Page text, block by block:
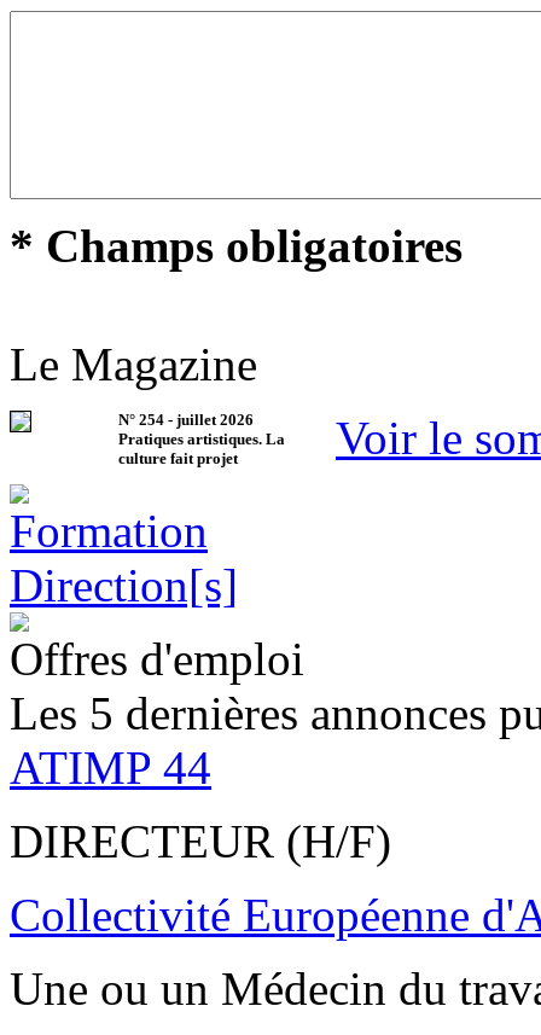
* Champs obligatoires
Le Magazine
N° 254 - juillet 2026
Pratiques artistiques. La
culture fait projet
Voir le
Offres d'emploi
Les 5 dernières annonces
ATIMP 44
DIRECTEUR (H/F)
Collectivité Européenne
Une ou un Médecin du